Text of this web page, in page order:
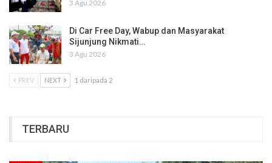
3 Agu 2026
Di Car Free Day, Wabup dan Masyarakat
Sijunjung Nikmati…
3 Agu 2026
PREV NEXT 1 daripada 2
TERBARU